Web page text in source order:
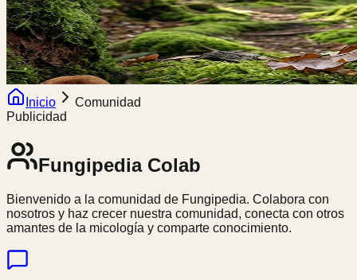
Inicio
Comunidad
Publicidad
FungipediaColab
Bienvenido a la comunidad de Fungipedia. Colabora con
nosotros y haz crecer nuestra comunidad, conecta con otros
amantes de la micología y comparte conocimiento.